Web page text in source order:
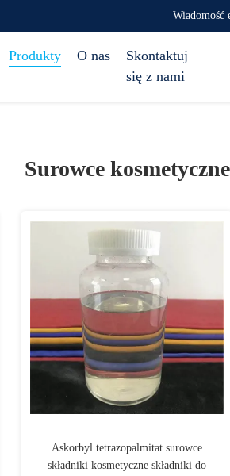
Wiadomość
Produkty O nas
Skontaktuj
się z nami
Surowce kosmetyczne
Askorbyl tetrazopalmitat surowce
składniki kosmetyczne składniki do